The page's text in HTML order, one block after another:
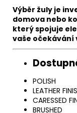
Výběr žuly je
domova nebo
který spojuje
vaše očekávání
POLISH
LEATHER
CARESSED
BRUSHED